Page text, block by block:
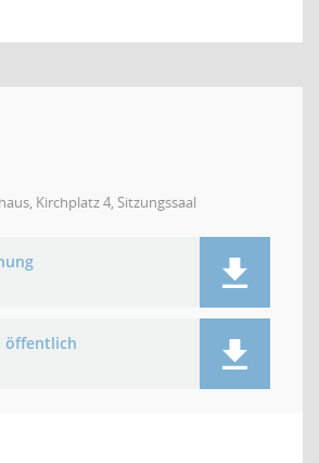
Kirchplatz 4, Sitzungssaal
öffentlich